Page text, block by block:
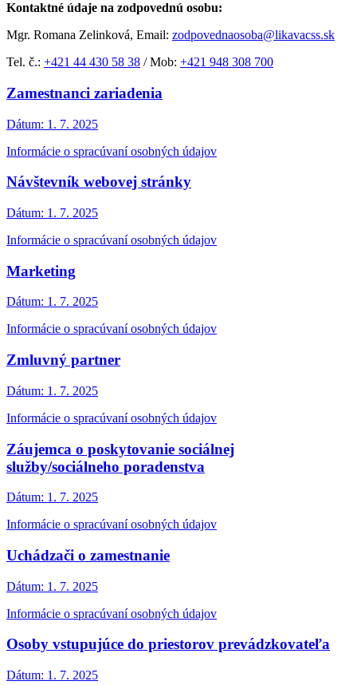
Kontaktné údaje na zodpovednú osobu:
Mgr. Romana Zelinková, Email: zodpovednaosoba@likavacss.sk
Tel. č.: +421 44 430 58 38 / Mob: +421 948 308 700
Zamestnanci zariadenia
Dátum: 1. 7. 2025
Informácie o spracúvaní osobných údajov
Návštevník webovej stránky
Dátum: 1. 7. 2025
Informácie o spracúvaní osobných údajov
Marketing
Dátum: 1. 7. 2025
Informácie o spracúvaní osobných údajov
Zmluvný partner
Dátum: 1. 7. 2025
Informácie o spracúvaní osobných údajov
Záujemca o poskytovanie sociálnej
služby/sociálneho poradenstva
Dátum: 1. 7. 2025
Informácie o spracúvaní osobných údajov
Uchádzači o zamestnanie
Dátum: 1. 7. 2025
Informácie o spracúvaní osobných údajov
Osoby vstupujúce do priestorov prevádzkovateľa
Dátum: 1. 7. 2025